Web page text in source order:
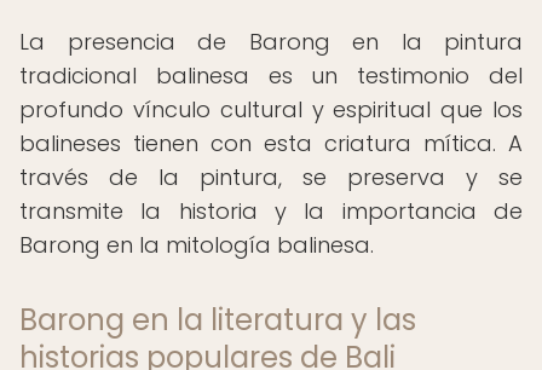
La presencia de Barong en la pintura
tradicional balinesa es un testimonio del
profundo vínculo cultural y espiritual que los
balineses tienen con esta criatura mítica. A
través de la pintura, se preserva y se
transmite la historia y la importancia de
Barong en la mitología balinesa.
Barong en la literatura y las
historias populares de Bali